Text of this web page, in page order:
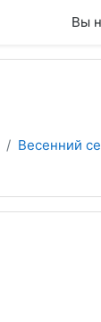
Вы
Весенний